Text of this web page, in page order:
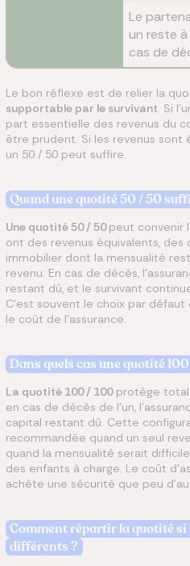
Le
un reste
cas de
Le bon réflexe est de relier la
supportable par le survivant. Si
part essentielle des revenus du
être prudent. Si les revenus
un 50 / 50 peut suffire.
Quand une quotité 50 / 50
Une quotité 50 / 50peut convenir
ont des revenus équivalents,
immobilier dont la mensualité
revenu. En cas de décès,
restant dû, et le survivant
C'est souvent le choix par
le coût de l'assurance.
Dans quels cas une quotité
La quotité 100 / 100protège
en cas de décès de l'un,
capital restant dû. Cette
recommandée quand un seul
quand la mensualité serait
des enfants à charge. Le coût
achète une sécurité que peu
Comment répartir la quotité si
différents ?